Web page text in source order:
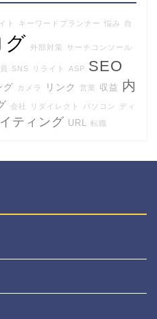
ト キーワードプランナー 悩み 自
グ 外部対策 サーチコンソール
SNS リライト ASP SEO
グ カメラ リンク 営業 収益 内
会社 リダイレクト パソコン ディ
ティング URL 転職